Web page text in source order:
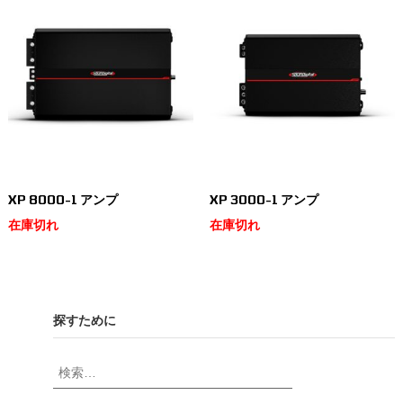
XP 8000-1 アンプ
在庫切れ
XP 3000-1 アンプ
在庫切れ
探すために
検
索